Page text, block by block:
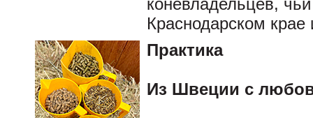
коневладельцев,
Краснодарском
Практика
Из Швеции с